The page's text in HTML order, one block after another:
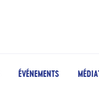
ÉVÉNEMENTS